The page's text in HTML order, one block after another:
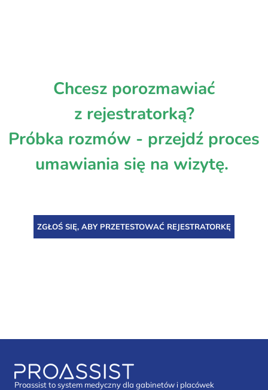
Chcesz porozmawiać
z rejestratorką?
Próbka rozmów - przejdź proces
umawiania się na wizytę.
ZGŁOŚ SIĘ, ABY PRZETESTOWAĆ REJESTRATORKĘ
Proassist to system medyczny dla gabinetów i placówek